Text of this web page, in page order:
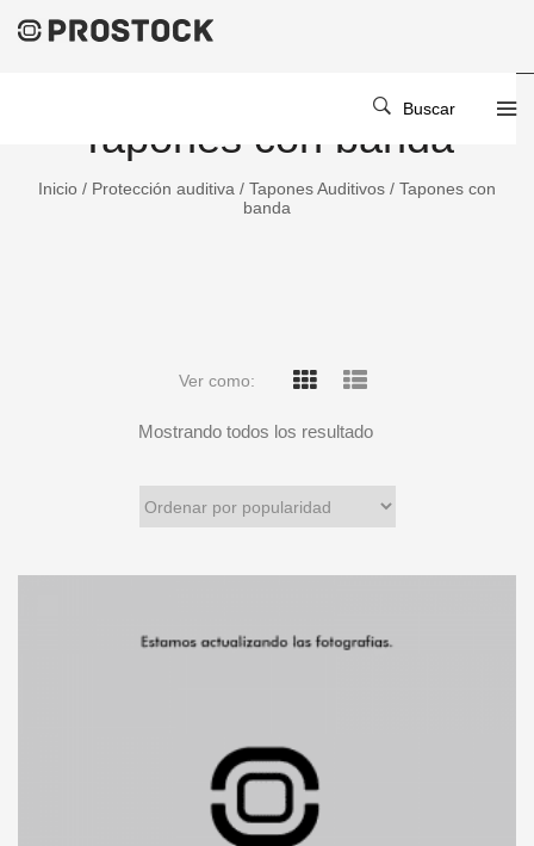
Buscar
Tapones con banda
Inicio / Protección auditiva / Tapones Auditivos / Tapones con
banda
Ver como:
Mostrando todos los resultado